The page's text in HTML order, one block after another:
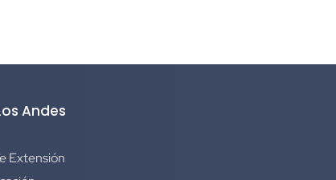
Andes
Extensión